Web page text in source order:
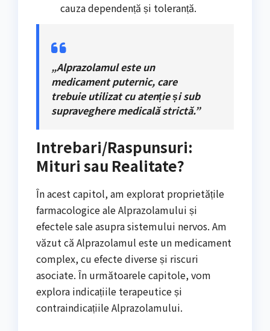
cauza dependență și toleranță.
„Alprazolamul este un
medicament puternic, care
trebuie utilizat cu atenție și sub
supraveghere medicală strictă.”
Intrebari/Raspunsuri:
Mituri sau Realitate?
În acest capitol, am explorat proprietățile
farmacologice ale Alprazolamului și
efectele sale asupra sistemului nervos. Am
văzut că Alprazolamul este un medicament
complex, cu efecte diverse și riscuri
asociate. În următoarele capitole, vom
explora indicațiile terapeutice și
contraindicațiile Alprazolamului.